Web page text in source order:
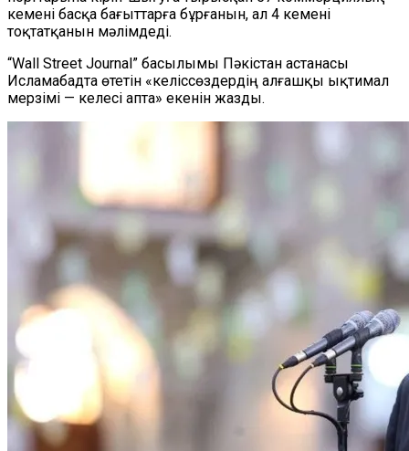
кемені басқа бағыттарға бұрғанын, ал 4 кемені
тоқтатқанын мәлімдеді.
“Wall Street Journal” басылымы Пәкістан астанасы
Исламабадта өтетін «келіссөздердің алғашқы ықтимал
мерзімі — келесі апта» екенін жазды.